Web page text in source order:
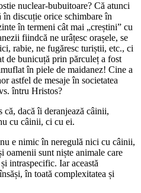
nuclear-bubuitoare? Că atunci
în discuție orice schimbare în
în termeni cât mai „creștini” cu
fiindcă ne urâțesc orașele, se
rabie, ne fugăresc turiștii, etc., ci
de bunicuță prin părculeț a fost
în piele de maidanez! Cine a
astfel de mesaje în societatea
întru Hristos?
că, dacă îi deranjează câinii,
cu câinii, ci cu ei.
e nimic în neregulă nici cu câinii,
oamenii sunt niște animale care
intraspecific. Iar această
în toată complexitatea și